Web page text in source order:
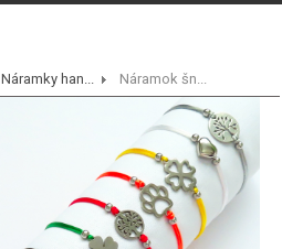
Náramky han... Náramok šn...